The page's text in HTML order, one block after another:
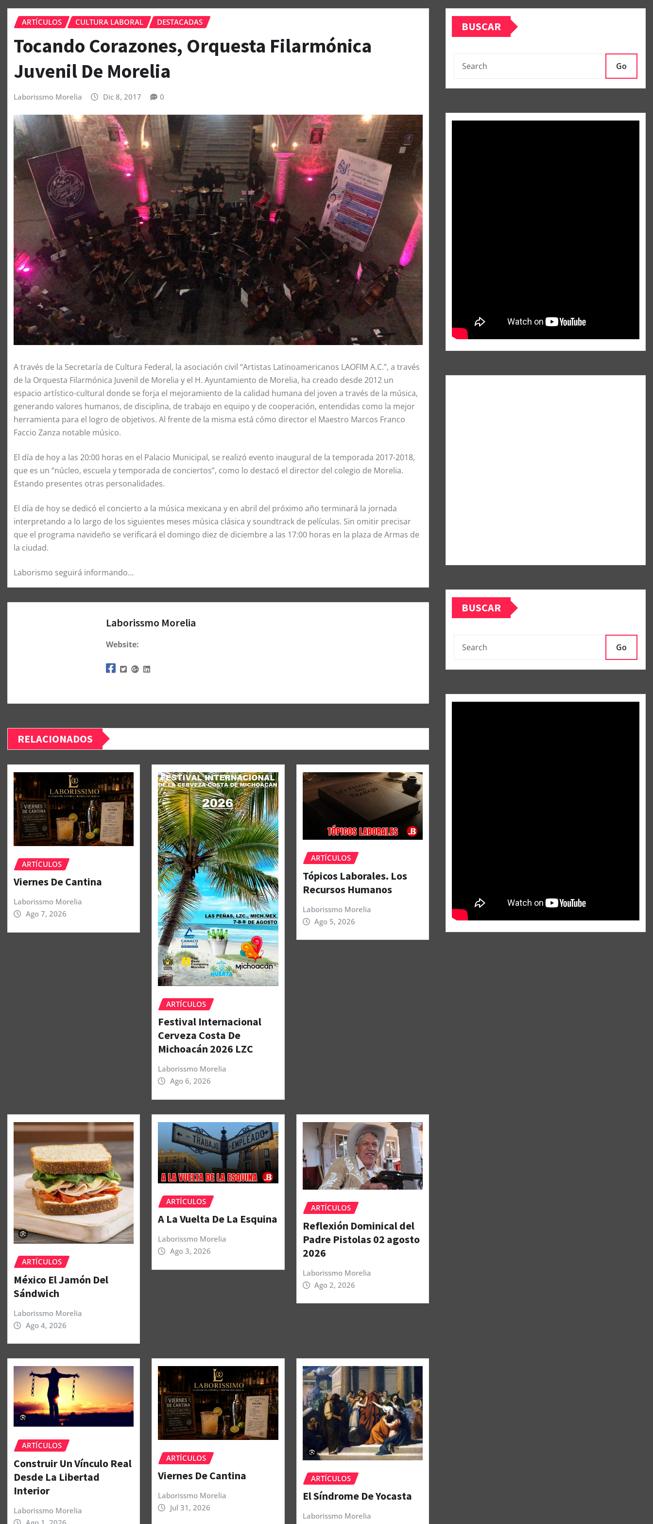
ARTÍCULOS CULTURA LABORAL DESTACADAS
Tocando Corazones, Orquesta Filarmónica
Juvenil De Morelia
Laborissmo Morelia Dic 8, 2017 0
A través de la Secretaría de Cultura Federal, la asociación civil “Artistas Latinoamericanos LAOFIM A.C.”, a través
de la Orquesta Filarmónica Juvenil de Morelia y el H. Ayuntamiento de Morelia, ha creado desde 2012 un
espacio artístico-cultural donde se forja el mejoramiento de la calidad humana del joven a través de la música,
generando valores humanos, de disciplina, de trabajo en equipo y de cooperación, entendidas como la mejor
herramienta para el logro de objetivos. Al frente de la misma está cómo director el Maestro Marcos Franco
Faccio Zanza notable músico.
El día de hoy a las 20:00 horas en el Palacio Municipal, se realizó evento inaugural de la temporada 2017-2018,
que es un “núcleo, escuela y temporada de conciertos”, como lo destacó el director del colegio de Morelia.
Estando presentes otras personalidades.
El día de hoy se dedicó el concierto a la música mexicana y en abril del próximo año terminará la jornada
interpretando a lo largo de los siguientes meses música clásica y soundtrack de películas. Sin omitir precisar
que el programa navideño se verificará el domingo diez de diciembre a las 17:00 horas en la plaza de Armas de
la ciudad.
Laborismo seguirá informando…
Laborissmo Morelia
Website:
RELACIONADOS
ARTÍCULOS
Viernes De Cantina
Laborissmo Morelia
Ago 7, 2026
ARTÍCULOS
Festival Internacional
Cerveza Costa De
Michoacán 2026 LZC
Laborissmo Morelia
Ago 6, 2026
ARTÍCULOS
Tópicos Laborales. Los
Recursos Humanos
Laborissmo Morelia
Ago 5, 2026
ARTÍCULOS
México El Jamón Del
Sándwich
Laborissmo Morelia
Ago 4, 2026
ARTÍCULOS
A La Vuelta De La Esquina
Laborissmo Morelia
Ago 3, 2026
ARTÍCULOS
Reflexión Dominical del
Padre Pistolas 02 agosto
2026
Laborissmo Morelia
Ago 2, 2026
ARTÍCULOS
Construir Un Vínculo Real
Desde La Libertad
Interior
Laborissmo Morelia
ARTÍCULOS
Viernes De Cantina
Laborissmo Morelia
Jul 31, 2026
ARTÍCULOS
El Síndrome De Yocasta
Laborissmo Morelia
BUSCAR
Go
BUSCAR
Go